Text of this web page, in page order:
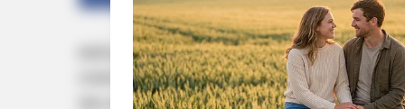
ജയ്പൂര്‍: രാഷ്‌ട്രീയ സ്വയം സേവക
രാജസ്ഥാനിലെ നഗോരില്‍
മോഹന്‍ ഭാഗവത് പ്രതിനിധിസഭ ഉദ്ഘാടനം